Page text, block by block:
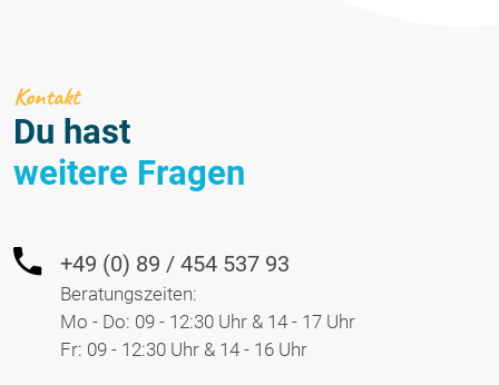
Kontakt
Du hast
weitere Fragen
+49 (0) 89 / 454 537 93
Beratungszeiten:
Mo - Do: 09 - 12:30 Uhr & 14 - 17 Uhr
Fr: 09 - 12:30 Uhr & 14 - 16 Uhr